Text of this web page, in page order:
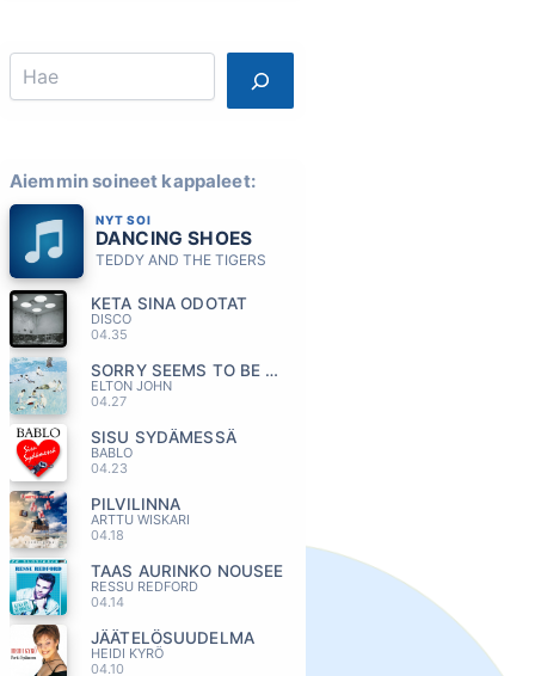
Search
Aiemmin soineet kappaleet:
NYT SOI
DANCING SHOES
TEDDY AND THE TIGERS
KETA SINA ODOTAT
DISCO
04.35
SORRY SEEMS TO BE THE HARDEST WORD
ELTON JOHN
04.27
SISU SYDÄMESSÄ
BABLO
04.23
PILVILINNA
ARTTU WISKARI
04.18
TAAS AURINKO NOUSEE
RESSU REDFORD
04.14
JÄÄTELÖSUUDELMA
HEIDI KYRÖ
04.10